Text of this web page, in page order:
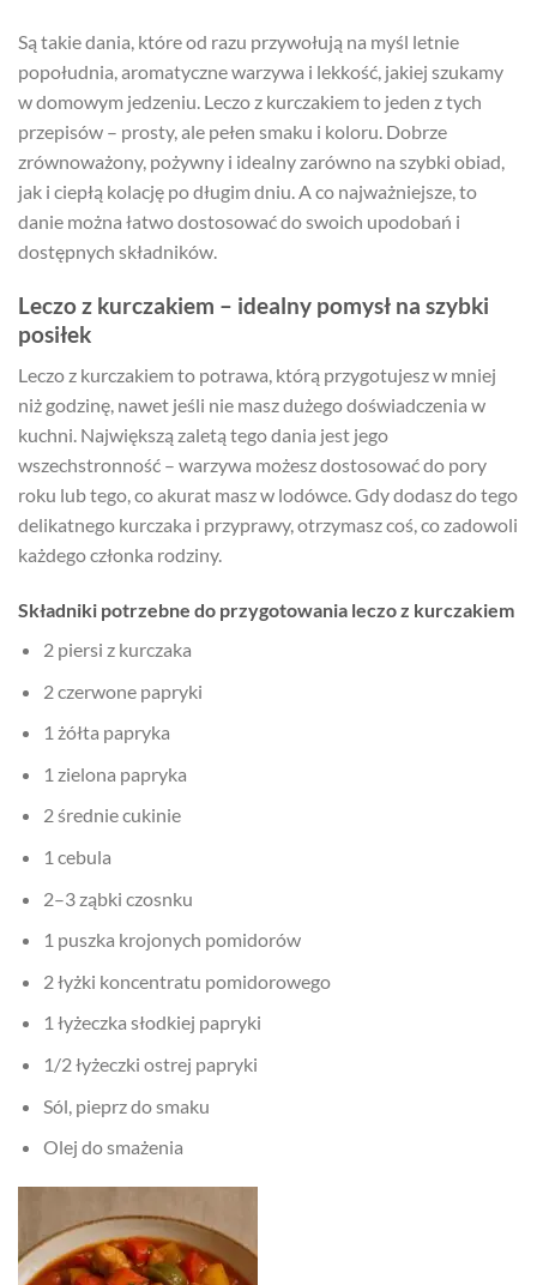
Są takie dania, które od razu przywołują na myśl letnie
popołudnia, aromatyczne warzywa i lekkość, jakiej szukamy
w domowym jedzeniu. Leczo z kurczakiem to jeden z tych
przepisów – prosty, ale pełen smaku i koloru. Dobrze
zrównoważony, pożywny i idealny zarówno na szybki obiad,
jak i ciepłą kolację po długim dniu. A co najważniejsze, to
danie można łatwo dostosować do swoich upodobań i
dostępnych składników.
Leczo z kurczakiem – idealny pomysł na szybki
posiłek
Leczo z kurczakiem to potrawa, którą przygotujesz w mniej
niż godzinę, nawet jeśli nie masz dużego doświadczenia w
kuchni. Największą zaletą tego dania jest jego
wszechstronność – warzywa możesz dostosować do pory
roku lub tego, co akurat masz w lodówce. Gdy dodasz do tego
delikatnego kurczaka i przyprawy, otrzymasz coś, co zadowoli
każdego członka rodziny.
Składniki potrzebne do przygotowania leczo z kurczakiem
2 piersi z kurczaka
2 czerwone papryki
1 żółta papryka
1 zielona papryka
2 średnie cukinie
1 cebula
2–3 ząbki czosnku
1 puszka krojonych pomidorów
2 łyżki koncentratu pomidorowego
1 łyżeczka słodkiej papryki
1/2 łyżeczki ostrej papryki
Sól, pieprz do smaku
Olej do smażenia